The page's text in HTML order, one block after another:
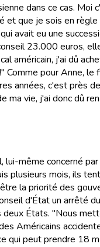
dans ce cas.
que je sois en
avait eu une
23.000 euros,
américain, j'ai dû
pour Anne, le
années, c'est près
vie, j'ai donc dû
même concerné
plusieurs mois, ils
la priorité des
d'État un arrêté
États. "Nous
Américains
qui peut prendre 18